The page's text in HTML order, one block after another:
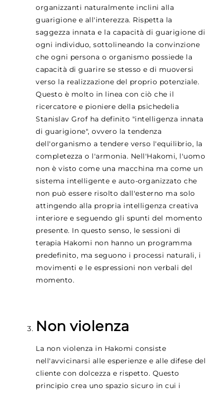
organizzanti naturalmente inclini alla
guarigione e all'interezza. Rispetta la
saggezza innata e la capacità di guarigione di
ogni individuo, sottolineando la convinzione
che ogni persona o organismo possiede la
capacità di guarire se stesso e di muoversi
verso la realizzazione del proprio potenziale.
Questo è molto in linea con ciò che il
ricercatore e pioniere della psichedelia
Stanislav Grof ha definito "intelligenza innata
di guarigione", ovvero la tendenza
dell'organismo a tendere verso l'equilibrio, la
completezza o l'armonia. Nell'Hakomi, l'uomo
non è visto come una macchina ma come un
sistema intelligente e auto-organizzato che
non può essere risolto dall'esterno ma solo
attingendo alla propria intelligenza creativa
interiore e seguendo gli spunti del momento
presente. In questo senso, le sessioni di
terapia Hakomi non hanno un programma
predefinito, ma seguono i processi naturali, i
movimenti e le espressioni non verbali del
momento.
Non violenza
La non violenza in Hakomi consiste
nell'avvicinarsi alle esperienze e alle difese del
cliente con dolcezza e rispetto. Questo
principio crea uno spazio sicuro in cui i